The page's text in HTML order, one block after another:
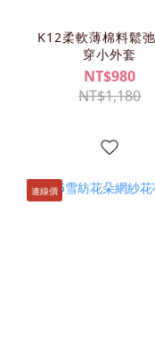
K12柔軟薄棉料鬆
穿小外套
NT$980
NT$1,180
連線價